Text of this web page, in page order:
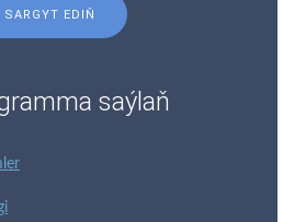
EDIŇ
saýlaň